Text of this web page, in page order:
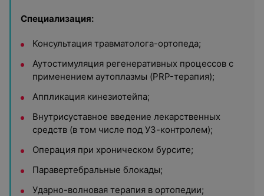
Специализация:
Консультация травматолога-ортопеда;
Аутостимуляция регенеративных процессов с
применением аутоплазмы (PRP-терапия);
Аппликация кинезиотейпа;
Внутрисуставное введение лекарственных
средств (в том числе под УЗ-контролем);
Операция при хроническом бурсите;
Паравертебральные блокады;
Ударно-волновая терапия в ортопедии;